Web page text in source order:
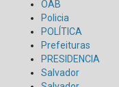
OAB
Policia
POLÍTICA
Prefeituras
PRESIDENCIA
Salvador